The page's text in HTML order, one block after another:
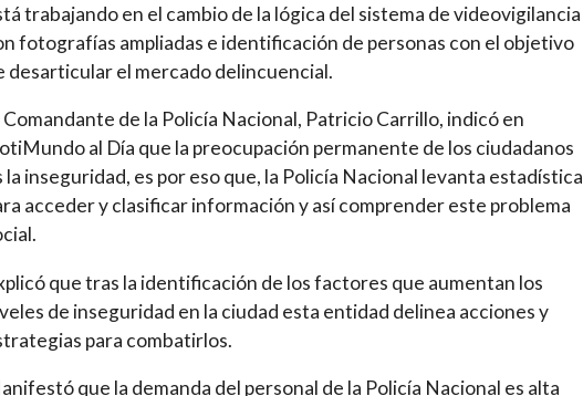
trabajando en el cambio de la lógica del sistema de videovigilancia
fotografías ampliadas e identificación de personas con el objetivo
desarticular el mercado delincuencial.
Comandante de la Policía Nacional, Patricio Carrillo, indicó en
al Día que la preocupación permanente de los ciudadanos
la inseguridad, es por eso que, la Policía Nacional levanta estadística
acceder y clasificar información y así comprender este problema
que tras la identificación de los factores que aumentan los
de inseguridad en la ciudad esta entidad delinea acciones y
para combatirlos.
que la demanda del personal de la Policía Nacional es alta